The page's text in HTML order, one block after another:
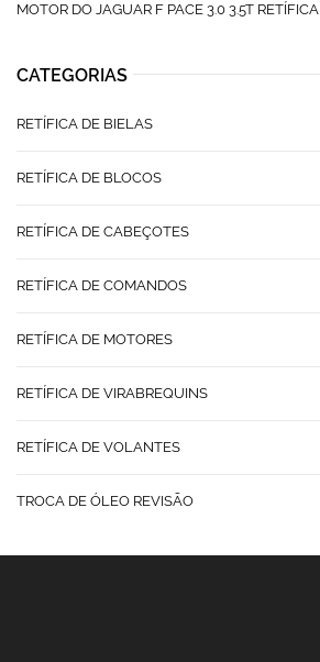
MOTOR DO JAGUAR F PACE 3.0 3.5T RETÍFICA
CATEGORIAS
RETÍFICA DE BIELAS
RETÍFICA DE BLOCOS
RETÍFICA DE CABEÇOTES
RETÍFICA DE COMANDOS
RETÍFICA DE MOTORES
RETÍFICA DE VIRABREQUINS
RETÍFICA DE VOLANTES
TROCA DE ÓLEO REVISÃO